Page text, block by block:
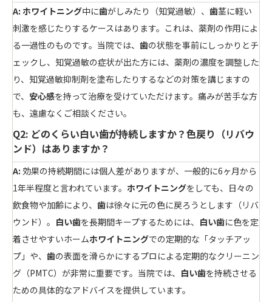
A: ホワイトニング中に歯がしみたり（知覚過敏）、 歯茎に軽い
刺激を感じたりするケースはあります。これは、薬剤の作用によ
る一過性のものです。当院では、 歯の状態を事前にしっかりとチ
ェックし、知覚過敏の症状が出た方には、薬剤の濃度を調整した
り、知覚過敏抑制剤を塗布したりするなどの対策を講じますの
で、 安心感を持って治療を受けていただけます。痛みが苦手な方
も、遠慮なくご相談ください。
Q2: どのくらい白い歯が持続しますか？色戻り（リバウ
ンド）はありますか？
A: 効果の持続期間には個人差がありますが、一般的に6ヶ月から
1年半程度と言われています。 ホワイトニングをしても、日々の
飲食物や加齢により、 歯は徐々に元の色に戻ろうとします（リバ
ウンド）。 白い歯を長期間キープするためには、 白い歯に色を定
着させやすいホームホワイトニングでの定期的な「タッチアッ
プ」や、 歯の表面を滑らかにするプロによる定期的なクリーニン
グ（PMTC）が非常に重要です。当院では、 白い歯を持続させる
ための具体的なアドバイスを提供しています。